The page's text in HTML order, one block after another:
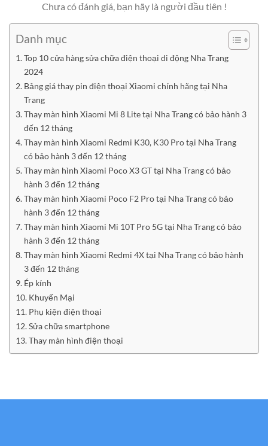
Chưa có đánh giá, bạn hãy là người đầu tiên !
Danh mục
Top 10 cửa hàng sửa chữa điện thoại di động Nha Trang
2024
Bảng giá thay pin điện thoại Xiaomi chính hãng tại Nha
Trang
Thay màn hình Xiaomi Mi 8 Lite tại Nha Trang có bảo hành 3
đến 12 tháng
Thay màn hình Xiaomi Redmi K30, K30 Pro tại Nha Trang
có bảo hành 3 đến 12 tháng
Thay màn hình Xiaomi Poco X3 GT tại Nha Trang có bảo
hành 3 đến 12 tháng
Thay màn hình Xiaomi Poco F2 Pro tại Nha Trang có bảo
hành 3 đến 12 tháng
Thay màn hình Xiaomi Mi 10T Pro 5G tại Nha Trang có bảo
hành 3 đến 12 tháng
Thay màn hình Xiaomi Redmi 4X tại Nha Trang có bảo hành
3 đến 12 tháng
Ép kính
Khuyến Mại
Phụ kiện điện thoại
Sửa chữa smartphone
Thay màn hình điện thoại